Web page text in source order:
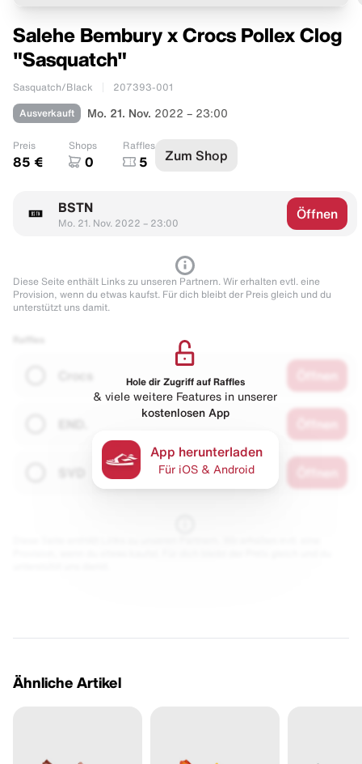
Salehe Bembury x Crocs Pollex Clog
"Sasquatch"
Sasquatch/Black 207393-001
Ausverkauft Mo. 21. Nov. 2022 – 23:00
Preis
85 €
Shops
0
Raffles
5 Zum Shop
BSTN
Mo. 21. Nov. 2022 – 23:00
Öffnen
Diese Seite enthält Links zu unseren Partnern. Wir erhalten evtl. eine
Provision, wenn du etwas kaufst. Für dich bleibt der Preis gleich und du
unterstützt uns damit.
Hole dir Zugriff auf Raffles
& viele weitere Features in unserer
kostenlosen App
App herunterladen
Für iOS & Android
Ähnliche Artikel